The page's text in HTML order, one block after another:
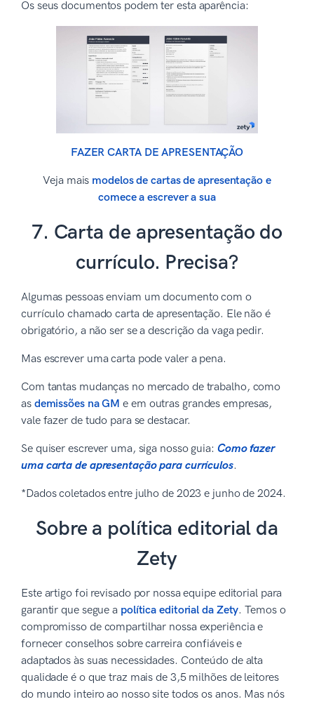
Os seus documentos podem ter esta aparência:
FAZER CARTA DE APRESENTAÇÃO
Veja mais modelos de cartas de apresentação e
comece a escrever a sua
7. Carta de apresentação do
currículo. Precisa?
Algumas pessoas enviam um documento com o
currículo chamado carta de apresentação. Ele não é
obrigatório, a não ser se a descrição da vaga pedir.
Mas escrever uma carta pode valer a pena.
Com tantas mudanças no mercado de trabalho, como
as demissões na GM e em outras grandes empresas,
vale fazer de tudo para se destacar.
Se quiser escrever uma, siga nosso guia: Como fazer
uma carta de apresentação para currículos.
*Dados coletados entre julho de 2023 e junho de 2024.
Sobre a política editorial da
Zety
Este artigo foi revisado por nossa equipe editorial para
garantir que segue a política editorial da Zety. Temos o
compromisso de compartilhar nossa experiência e
fornecer conselhos sobre carreira confiáveis e
adaptados às suas necessidades. Conteúdo de alta
qualidade é o que traz mais de 3,5 milhões de leitores
do mundo inteiro ao nosso site todos os anos. Mas nós